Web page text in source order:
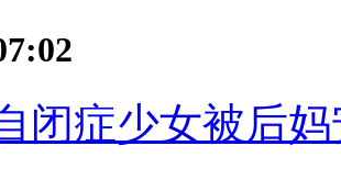
闭症少女被后